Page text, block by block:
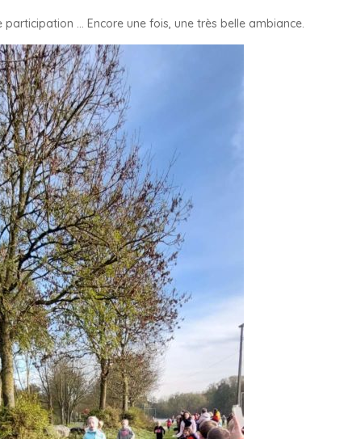
… Encore une fois, une très belle ambiance.